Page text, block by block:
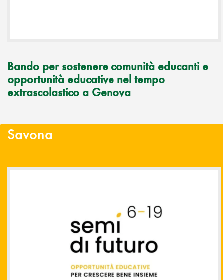
Bando per sostenere comunità educanti e
opportunità educative nel tempo
extrascolastico a Genova
Savona